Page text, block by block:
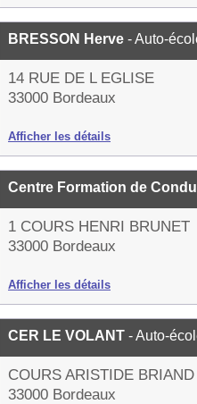
BRESSON Herve - Auto-
14 RUE DE L EGLISE
33000 Bordeaux
Afficher les détails
Centre Formation de
1 COURS HENRI BRUNET
33000 Bordeaux
Afficher les détails
CER LE VOLANT - Auto-
COURS ARISTIDE BRIAND
33000 Bordeaux